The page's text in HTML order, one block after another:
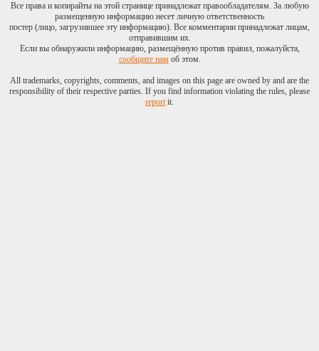
Все права и копирайты на этой странице принадлежат правообладателям. За любую
размещенную информацию несет личную ответственность
постер (лицо, загрузившее эту информацию). Все комментарии принадлежат лицам,
отправившим их.
Если вы обнаружили информацию, размещённую против правил, пожалуйста,
сообщите намоб этом.
All trademarks, copyrights, comments, and images on this page are owned by and are the
responsibility of their respective parties. If you find information violating the rules, please
reportit.